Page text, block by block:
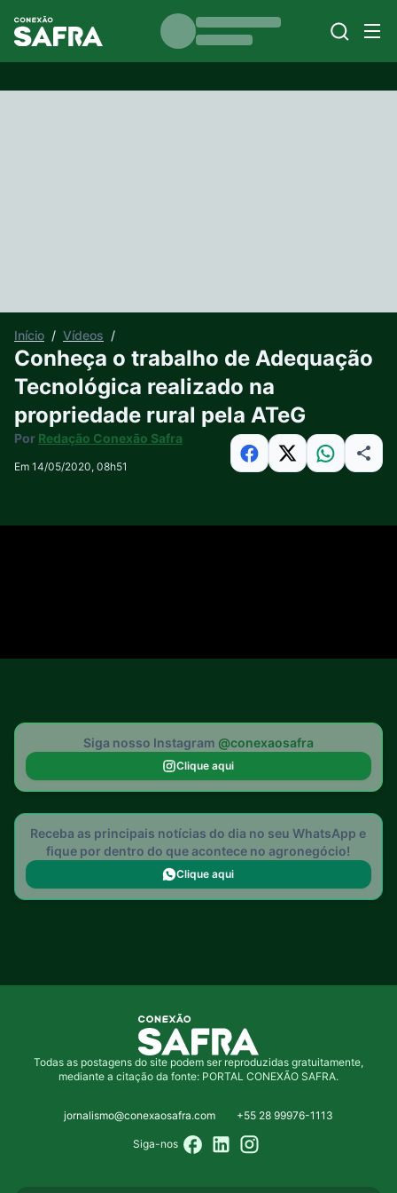
Início / Vídeos /
Conheça o trabalho de Adequação
Tecnológica realizado na
propriedade rural pela ATeG
Por Redação Conexão Safra
Em 14/05/2020, 08h51
Siga nosso Instagram @conexaosafra
Clique aqui
Receba as principais notícias do dia no seu WhatsApp e
fique por dentro do que acontece no agronegócio!
Clique aqui
Todas as postagens do site podem ser reproduzidas gratuitamente,
mediante a citação da fonte: PORTAL CONEXÃO SAFRA.
jornalismo@conexaosafra.com +55 28 99976-1113
Siga-nos